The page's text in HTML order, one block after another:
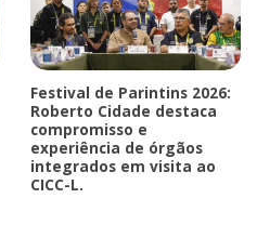
Festival de Parintins 2026:
Roberto Cidade destaca
compromisso e
experiência de órgãos
integrados em visita ao
CICC-L.